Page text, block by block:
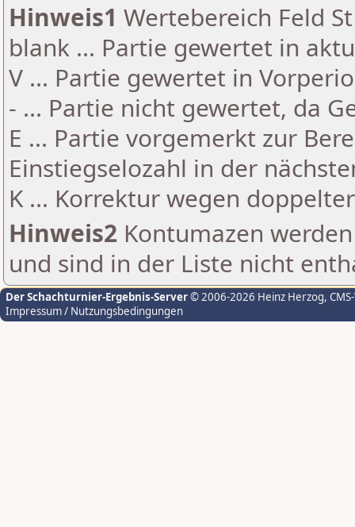
Hinweis1 Wertebereich Feld
blank ... Partie gewertet in
V ... Partie gewertet in
- ... Partie nicht gewertet, da
E ... Partie vorgemerkt zur
Einstiegselozahl in der
K ... Korrektur wegen
Hinweis2 Kontumazen
und sind in der Liste nicht
Der Schachturnier-Ergebnis-Server© 2006-2026 Heinz Herzog,
Impressum / Nutzungsbedingungen